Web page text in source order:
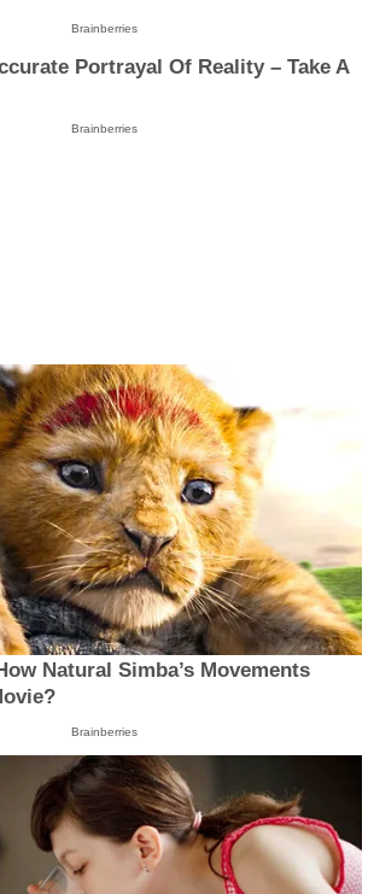
Brainberries
Portrayal Of Reality – Take A
Brainberries
Natural Simba’s Movements
Brainberries